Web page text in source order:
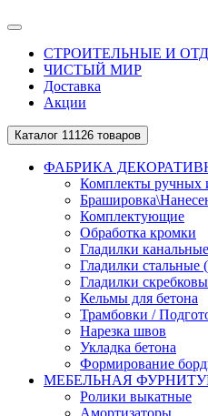
СТРОИТЕЛЬНЫЕ И
ЧИСТЫЙ МИР
Доставка
Акции
Каталог 11126 товаров
ФАБРИКА
Комплекты ручных
Комплектующие
Обработка кромки
Гладилки
Гладилки
Гладилки
Кельмы для бетона
Трамбовки /
Нарезка швов
Укладка бетона
Формирование
МЕБЕЛЬНАЯ
Ролики выкатные
Амортизаторы